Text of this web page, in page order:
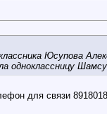
Юсупова
одноклассницу
для связи